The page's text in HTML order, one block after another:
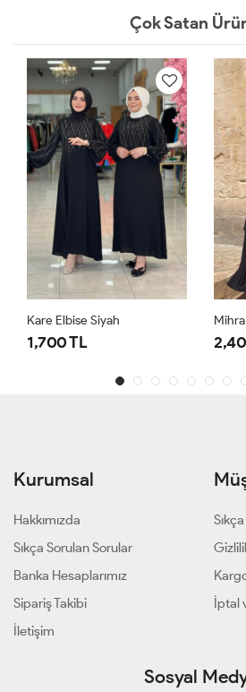
Çok Satan
Kare Elbise Siyah
1,700 TL
Kurumsal
Hakkımızda
Sıkça Sorulan Sorular
Banka Hesaplarımız
Sipariş Takibi
İletişim
İptal
Sosyal